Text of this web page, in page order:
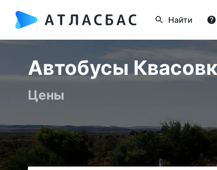
Найти
Автобусы
Цены